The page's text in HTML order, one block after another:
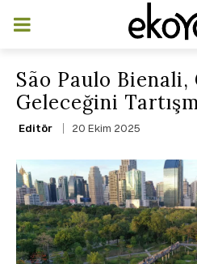
São Paulo Bienali,
Geleceğini
Editör 20 Ekim 2025